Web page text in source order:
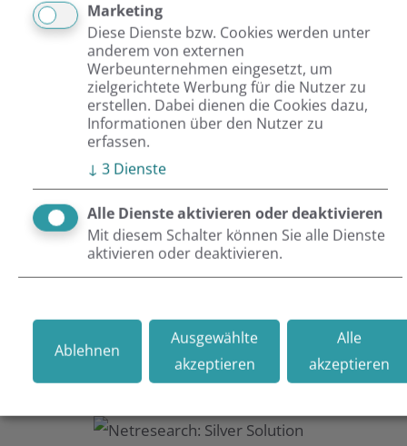
OroCommerce ist laut dem Gartner Report 2021 für
Mittelständler und Konzerne die beste B2B Commerce
Software auf dem Markt. HinsichtlichB2B-Funktionen
sie es sogar noch vor Branchengrößen wie SAP, Adobe,
Spryker oder Shopware auf Platz 1 geschafft. Dank ihrer
Open-Source-Technologie kann OroCommerce
problemlos an Drittanbieter-Systeme angebunden und so
flexibel an individuelle Markt- und Branchenbedürfnisse
Integrationspartner und B2B-Commerce-Experte können
Sie sich bei Ihrem Projekt rundum auf uns verlassen!
Marketing
Diese Dienste bzw. Cookies werden unter
anderem von externen
Werbeunternehmen eingesetzt, um
zielgerichtete Werbung für die Nutzer zu
erstellen. Dabei dienen die Cookies dazu,
Informationen über den Nutzer zu
erfassen.
↓ 3 Dienste
Alle Dienste aktivieren oder deaktivieren
Mit diesem Schalter können Sie alle Dienste
aktivieren oder deaktivieren.
Ablehnen
Ausgewählte
akzeptieren
Alle
akzeptieren